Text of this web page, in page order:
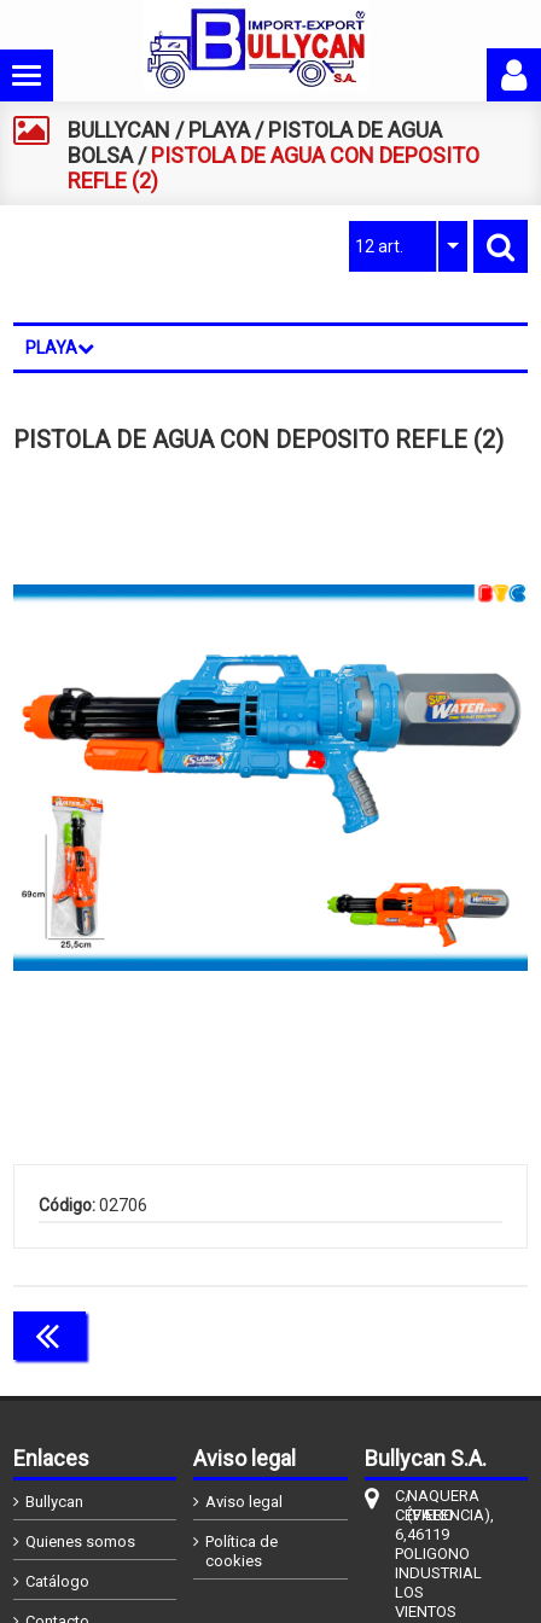
BULLYCAN /PLAYA/PISTOLA DE AGUA
BOLSA/PISTOLA DE AGUA CON DEPOSITO
REFLE (2)
12 art.
PLAYA
PISTOLA DE AGUA CON DEPOSITO REFLE (2)
Código:02706
Enlaces
Bullycan
Quienes somos
Catálogo
Aviso legal
Aviso legal
Política de
cookies
Bullycan S.A.
C/
CÉFIERO
6,
POLIGONO
INDUSTRIAL
LOS
VIENTOS
NAQUERA
(VALENCIA),
46119